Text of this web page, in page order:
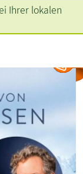
Ihrer lokalen